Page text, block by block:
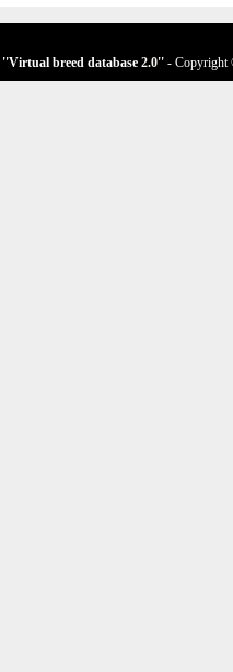
''Virtual breed database 2.0'' - Copyright